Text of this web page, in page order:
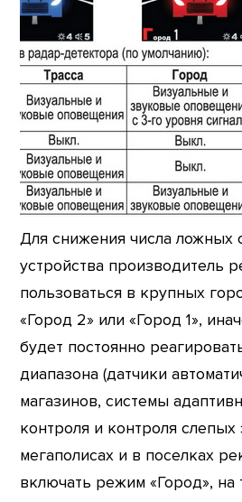
Для снижения числа ложных
устройства производитель
пользоваться в крупных
«Город 2» или «Город 1»,
будет постоянно
диапазона (датчики
магазинов, системы
контроля и контроля слепых
мегаполисах и в поселках
включать режим «Город», на